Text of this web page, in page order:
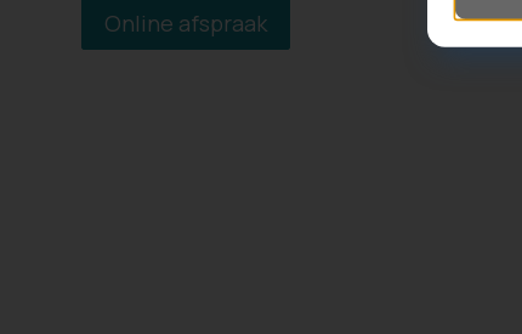
Online afspraak